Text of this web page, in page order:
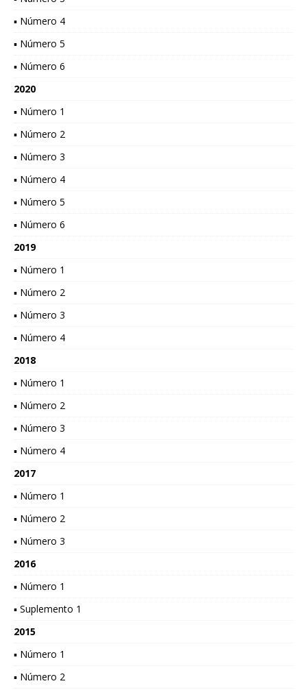
▪ Número 4
▪ Número 5
▪ Número 6
2020
▪ Número 1
▪ Número 2
▪ Número 3
▪ Número 4
▪ Número 5
▪ Número 6
2019
▪ Número 1
▪ Número 2
▪ Número 3
▪ Número 4
2018
▪ Número 1
▪ Número 2
▪ Número 3
▪ Número 4
2017
▪ Número 1
▪ Número 2
▪ Número 3
2016
▪ Número 1
▪ Suplemento 1
2015
▪ Número 1
▪ Número 2